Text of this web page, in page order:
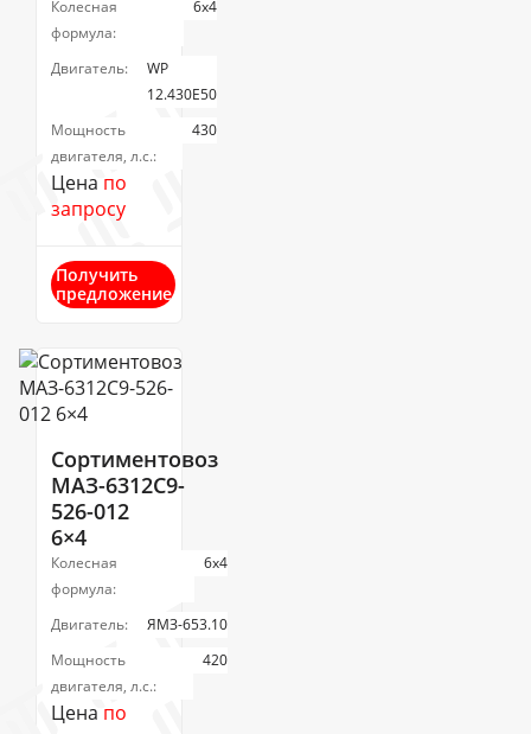
Колесная
формула:
6х4
Двигатель:
WP
12.430Е50
Мощность
двигателя, л.с.:
430
Цена по
запросу
Получить
предложение
Сортиментовоз
МАЗ-6312С9-
526-012
6×4
Колесная
формула:
6х4
Двигатель:
ЯМЗ-653.10
Мощность
двигателя, л.с.:
420
Цена по